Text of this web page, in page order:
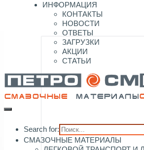
ИНФОРМАЦИЯ
КОНТАКТЫ
НОВОСТИ
ОТВЕТЫ
ЗАГРУЗКИ
АКЦИИ
СТАТЬИ
Search for:
СМАЗОЧНЫЕ МАТЕРИАЛЫ